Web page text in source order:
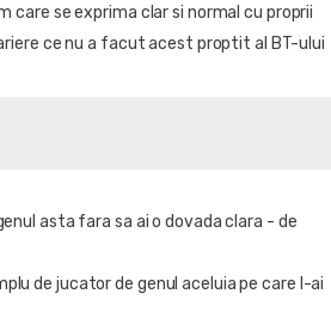
care se exprima clar si normal cu proprii
ce nu a facut acest proptit al BT-ului
asta fara sa ai o dovada clara - de
de jucator de genul aceluia pe care l-ai